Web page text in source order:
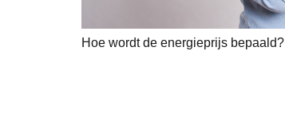
Hoe wordt de energieprijs bepaald?